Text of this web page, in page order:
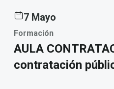
7 Mayo
Formación
AULA
contratación